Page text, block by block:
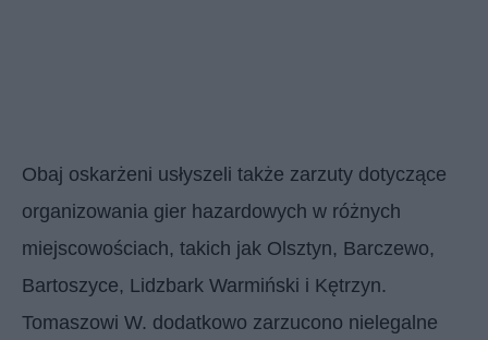
Obaj oskarżeni usłyszeli także zarzuty dotyczące
organizowania gier hazardowych w różnych
miejscowościach, takich jak Olsztyn, Barczewo,
Bartoszyce, Lidzbark Warmiński i Kętrzyn.
Tomaszowi W. dodatkowo zarzucono nielegalne